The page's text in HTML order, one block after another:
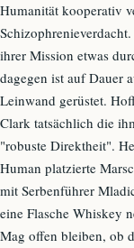
Humanität kooperativ
ihrer Mission etwas
dagegen ist auf Dauer
Leinwand gerüstet.
Clark tatsächlich die
"robuste Direktheit".
Human platzierte
mit Serbenführer
eine Flasche Whiskey
Mag offen bleiben, ob